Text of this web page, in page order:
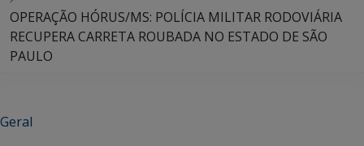
OPERAÇÃO HÓRUS/MS: POLÍCIA MILITAR RODOVIÁRIA
RECUPERA CARRETA ROUBADA NO ESTADO DE SÃO
PAULO
Geral